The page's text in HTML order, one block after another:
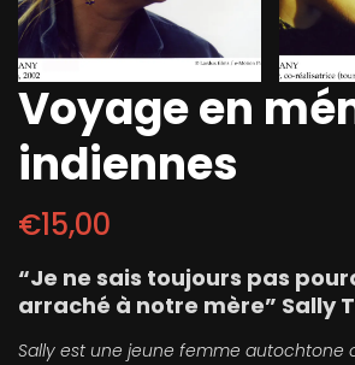
Voyage en
indiennes
€15,00
“Je ne sais toujours pas
arraché à notre mère” Sally
Sally est une jeune femme autochtone